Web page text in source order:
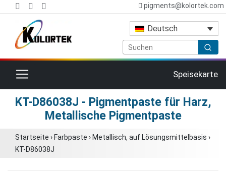
pigments@kolortek.com
Deutsch
Toggle navigation Speisekarte
KT-D86038J - Pigmentpaste für Harz,
Metallische Pigmentpaste
Startseite › Farbpaste › Metallisch, auf Lösungsmittelbasis ›
KT-D86038J